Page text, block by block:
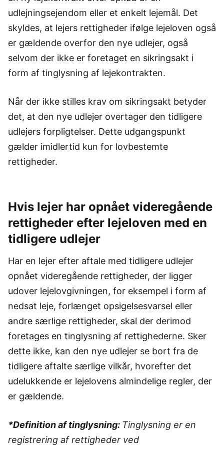
udlejningsejendom eller et enkelt lejemål. Det
skyldes, at lejers rettigheder ifølge lejeloven også
er gældende overfor den nye udlejer, også
selvom der ikke er foretaget en sikringsakt i
form af tinglysning af lejekontrakten.
Når der ikke stilles krav om sikringsakt betyder
det, at den nye udlejer overtager den tidligere
udlejers forpligtelser. Dette udgangspunkt
gælder imidlertid kun for lovbestemte
rettigheder.
Hvis lejer har opnået videregående
rettigheder efter lejeloven med en
tidligere udlejer
Har en lejer efter aftale med tidligere udlejer
opnået videregående rettigheder, der ligger
udover lejelovgivningen, for eksempel i form af
nedsat leje, forlænget opsigelsesvarsel eller
andre særlige rettigheder, skal der derimod
foretages en tinglysning af rettighederne. Sker
dette ikke, kan den nye udlejer se bort fra de
tidligere aftalte særlige vilkår, hvorefter det
udelukkende er lejelovens almindelige regler, der
er gældende.
*Definition af tinglysning: Tinglysning er en
registrering af rettigheder ved